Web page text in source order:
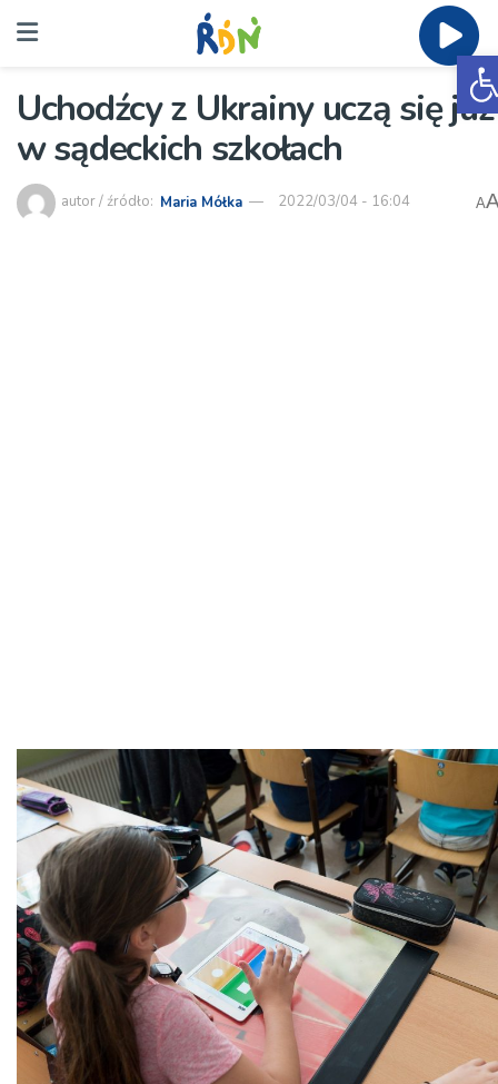
Uchodźcy z Ukrainy uczą się już
w sądeckich szkołach
autor / źródło: Maria Mółka 2022/03/04 - 16:04 A